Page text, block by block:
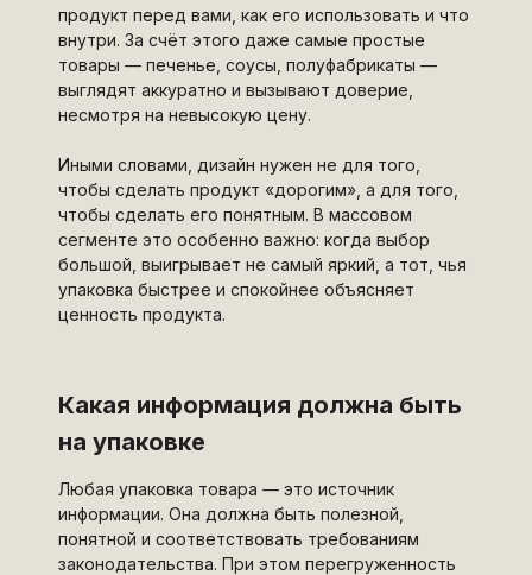
продукт перед вами, как его использовать и что
внутри. За счёт этого даже самые простые
товары — печенье, соусы, полуфабрикаты —
выглядят аккуратно и вызывают доверие,
несмотря на невысокую цену.
Иными словами, дизайн нужен не для того,
чтобы сделать продукт «дорогим», а для того,
чтобы сделать его понятным. В массовом
сегменте это особенно важно: когда выбор
большой, выигрывает не самый яркий, а тот, чья
упаковка быстрее и спокойнее объясняет
ценность продукта.
Любая упаковка товара — это источник
информации. Она должна быть полезной,
понятной и соответствовать требованиям
законодательства. При этом перегруженность
Какая информация должна быть
на упаковке